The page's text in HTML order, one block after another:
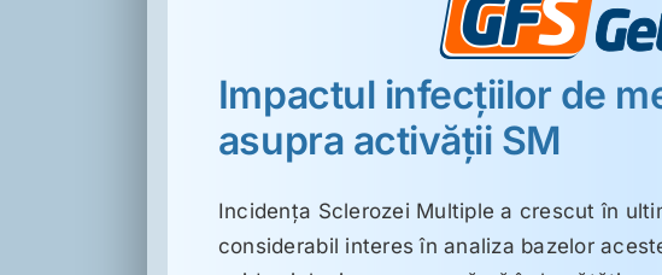
Impactul infecţiilor de
asupra activăţii SM
Incidenţa Sclerozei Multiple a crescut în
considerabil interes în analiza bazelor